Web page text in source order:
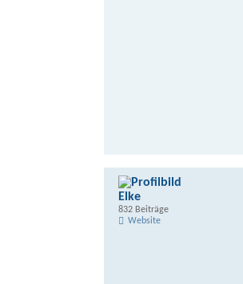
Elke
832 Beiträge
Website